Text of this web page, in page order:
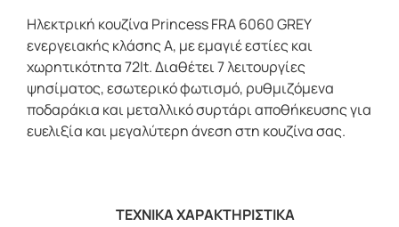
Ηλεκτρική κουζίνα Princess FRA 6060 GREY
ενεργειακής κλάσης Α, με εμαγιέ εστίες και
χωρητικότητα 72lt. Διαθέτει 7 λειτουργίες
ψησίματος, εσωτερικό φωτισμό, ρυθμιζόμενα
ποδαράκια και μεταλλικό συρτάρι αποθήκευσης για
ευελιξία και μεγαλύτερη άνεση στη κουζίνα σας.
ΤΕΧΝΙΚΑ ΧΑΡΑΚΤΗΡΙΣΤΙΚΑ